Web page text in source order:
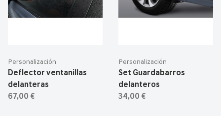
Personalización
Deflector ventanillas
delanteras
67,00 €
Personalización
Set Guardabarros
delanteros
34,00 €